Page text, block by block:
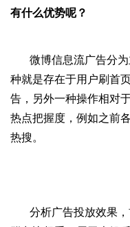
有什么优势呢？
微博信息流广告分
种就是存在于用户刷首
告，另外一种操作相对
热点把握度，例如之前
热搜。
分析广告投放效果